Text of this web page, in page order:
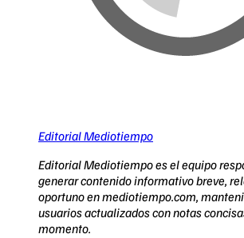
Editorial Mediotiempo
Editorial Mediotiempo es el equipo
generar contenido informativo breve,
oportuno en mediotiempo.com,
usuarios actualizados con notas
momento.